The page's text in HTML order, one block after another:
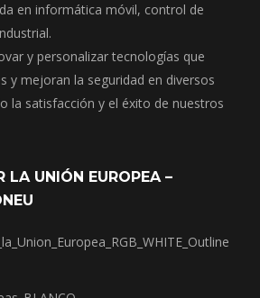
en informática móvil, control de
y personalizar tecnologías que
y mejoran la seguridad en diversos
la satisfacción y el éxito de nuestros
LA UNIÓN EUROPEA –